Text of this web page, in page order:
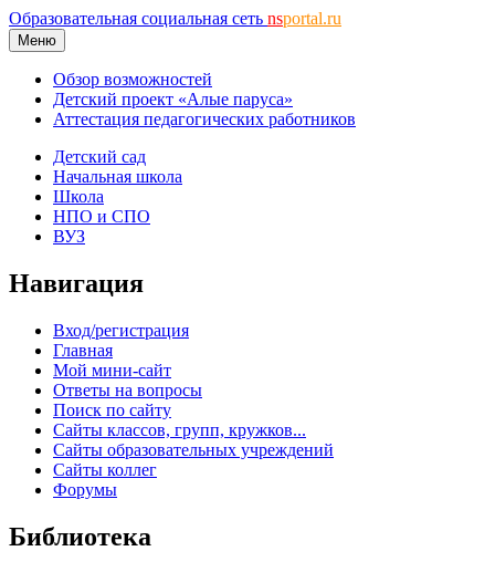
Образовательная социальная сеть nsportal.ru
Меню
Обзор возможностей
Детский проект «Алые паруса»
Аттестация педагогических работников
Детский сад
Начальная школа
Школа
НПО и СПО
ВУЗ
Навигация
Вход/регистрация
Главная
Мой мини-сайт
Ответы на вопросы
Поиск по сайту
Сайты классов, групп, кружков...
Сайты образовательных учреждений
Сайты коллег
Форумы
Библиотека